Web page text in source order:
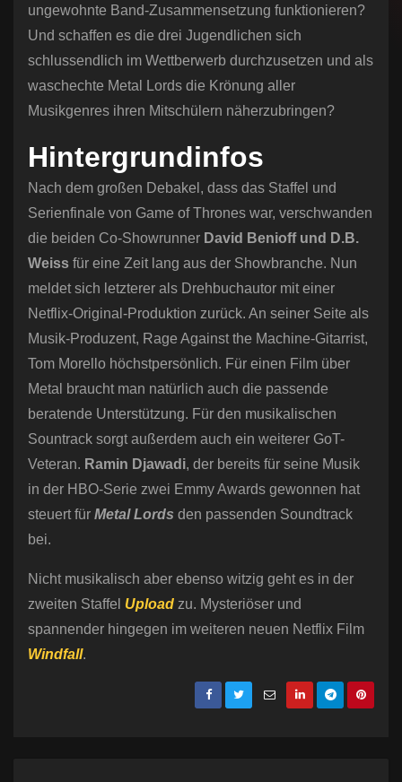
ungewohnte Band-Zusammensetzung funktionieren?
Und schaffen es die drei Jugendlichen sich
schlussendlich im Wettberwerb durchzusetzen und als
waschechte Metal Lords die Krönung aller
Musikgenres ihren Mitschülern näherzubringen?
Hintergrundinfos
Nach dem großen Debakel, dass das Staffel und
Serienfinale von Game of Thrones war, verschwanden
die beiden Co-Showrunner David Benioff und D.B.
Weiss für eine Zeit lang aus der Showbranche. Nun
meldet sich letzterer als Drehbuchautor mit einer
Netflix-Original-Produktion zurück. An seiner Seite als
Musik-Produzent, Rage Against the Machine-Gitarrist,
Tom Morello höchstpersönlich. Für einen Film über
Metal braucht man natürlich auch die passende
beratende Unterstützung. Für den musikalischen
Sountrack sorgt außerdem auch ein weiterer GoT-
Veteran. Ramin Djawadi, der bereits für seine Musik
in der HBO-Serie zwei Emmy Awards gewonnen hat
steuert für Metal Lords den passenden Soundtrack
bei.
Nicht musikalisch aber ebenso witzig geht es in der
zweiten Staffel Upload zu. Mysteriöser und
spannender hingegen im weiteren neuen Netflix Film
Windfall.